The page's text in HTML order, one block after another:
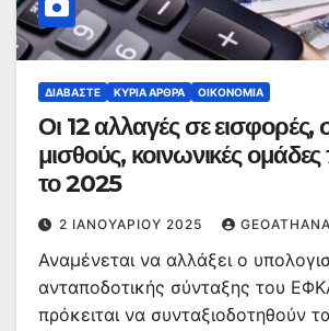
ΔΙΑΒΆΣΤΕ ΚΥΡΙΑ ΑΡΘΡΑ ΟΙΚΟΝΟΜΊΑ
Οι 12 αλλαγές σε εισφορές,
μισθούς, κοινωνικές
το 2025
2 ΙΑΝΟΥΑΡΊΟΥ 2025
Αναμένεται να αλλάξει ο
ανταποδοτικής σύνταξης του
πρόκειται να συνταξιοδοτηθούν